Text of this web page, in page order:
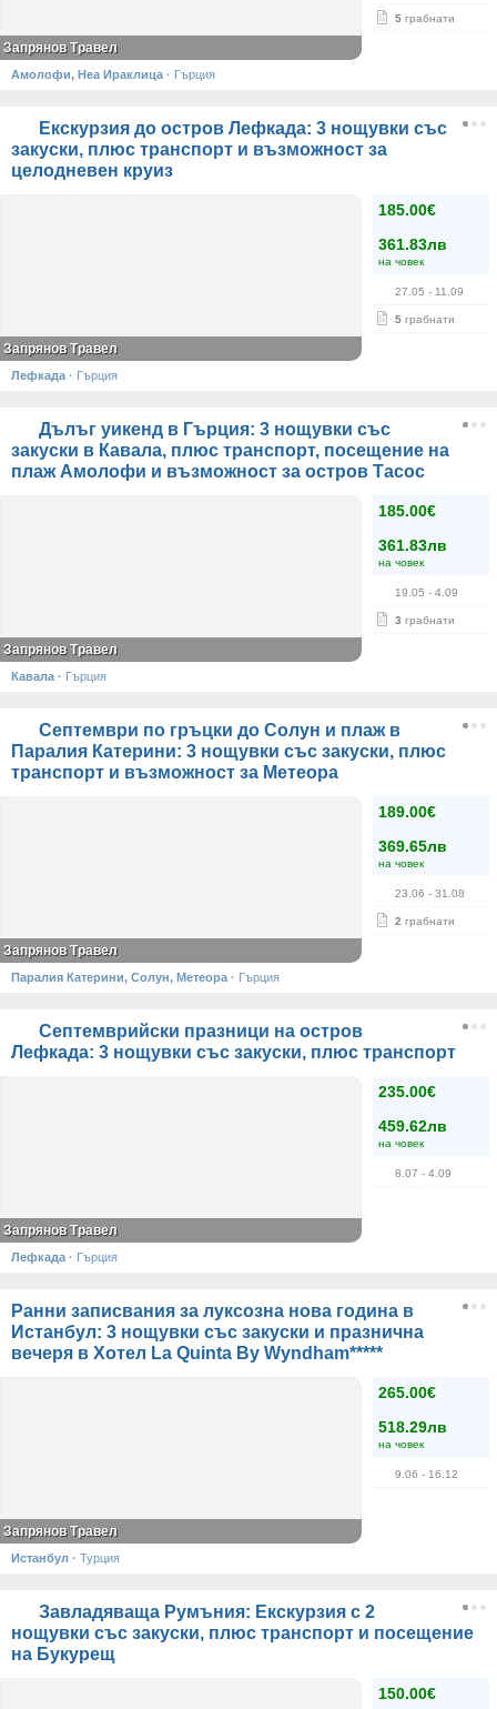
5 грабнати
Запрянов Травел
Амолофи, Неа Ираклица · Гърция
Екскурзия до остров Лефкада: 3 нощувки със
закуски, плюс транспорт и възможност за
целодневен круиз
185.00€
361.83лв
на човек
27.05 - 11.09
5 грабнати
Запрянов Травел
Лефкада · Гърция
Дълъг уикенд в Гърция: 3 нощувки със
закуски в Кавала, плюс транспорт, посещение на
плаж Амолофи и възможност за остров Тасос
185.00€
361.83лв
на човек
19.05 - 4.09
3 грабнати
Запрянов Травел
Кавала · Гърция
Септември по гръцки до Солун и плаж в
Паралия Катерини: 3 нощувки със закуски, плюс
транспорт и възможност за Метеора
189.00€
369.65лв
на човек
23.06 - 31.08
2 грабнати
Запрянов Травел
Паралия Катерини, Солун, Метеора · Гърция
Септемврийски празници на остров
Лефкада: 3 нощувки със закуски, плюс транспорт
235.00€
459.62лв
на човек
8.07 - 4.09
Запрянов Травел
Лефкада · Гърция
Ранни записвания за луксозна нова година в
Истанбул: 3 нощувки със закуски и празнична
вечеря в Хотел La Quinta By Wyndham*****
265.00€
518.29лв
на човек
9.06 - 16.12
Запрянов Травел
Истанбул · Турция
Завладяваща Румъния: Екскурзия с 2
нощувки със закуски, плюс транспорт и посещение
на Букурещ
150.00€